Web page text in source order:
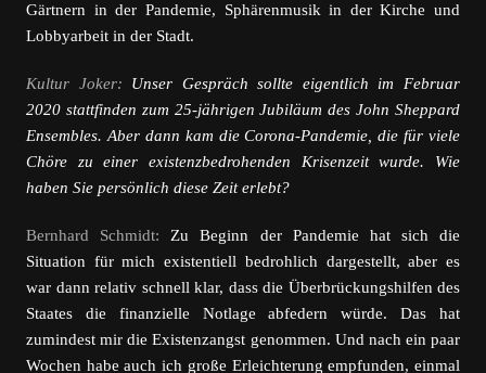
Gärtnern in der Pandemie, Sphärenmusik in der Kirche und
Lobbyarbeit in der Stadt.
Kultur Joker: Unser Gespräch sollte eigentlich im Februar
2020 stattfinden zum 25-jährigen Jubiläum des John Sheppard
Ensembles. Aber dann kam die Corona-Pandemie, die für viele
Chöre zu einer existenzbedrohenden Krisenzeit wurde. Wie
haben Sie persönlich diese Zeit erlebt?
Bernhard Schmidt: Zu Beginn der Pandemie hat sich die
Situation für mich existentiell bedrohlich dargestellt, aber es
war dann relativ schnell klar, dass die Überbrückungshilfen des
Staates die finanzielle Notlage abfedern würde. Das hat
zumindest mir die Existenzangst genommen. Und nach ein paar
Wochen habe auch ich große Erleichterung empfunden, einmal